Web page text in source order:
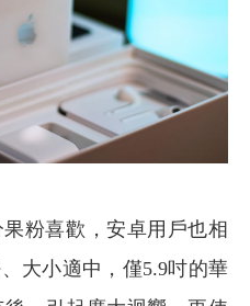
粉喜歡，安卓用戶也相
大小適中，僅5.9吋的華